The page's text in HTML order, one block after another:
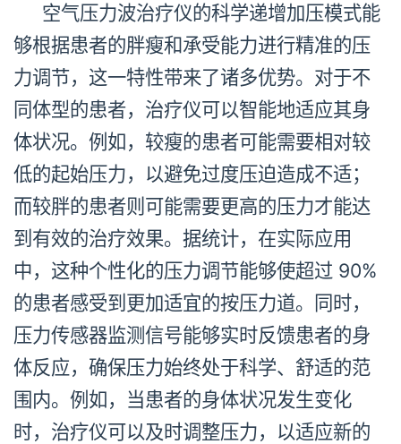
空气压力波治疗仪的科学递增加压模式能
够根据患者的胖瘦和承受能力进行精准的压
力调节，这一特性带来了诸多优势。对于不
同体型的患者，治疗仪可以智能地适应其身
体状况。例如，较瘦的患者可能需要相对较
低的起始压力，以避免过度压迫造成不适；
而较胖的患者则可能需要更高的压力才能达
到有效的治疗效果。据统计，在实际应用
中，这种个性化的压力调节能够使超过 90%
的患者感受到更加适宜的按压力道。同时，
压力传感器监测信号能够实时反馈患者的身
体反应，确保压力始终处于科学、舒适的范
围内。例如，当患者的身体状况发生变化
时，治疗仪可以及时调整压力，以适应新的